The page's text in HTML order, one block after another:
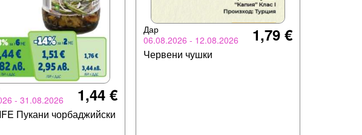
- 31.08.2026
1,44 €
Пукани чорбаджийски
Дар
06.08.2026 - 12.08.2026
1,79 €
Червени чушки